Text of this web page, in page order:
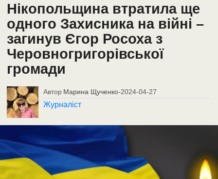
Нікопольщина втратила ще
одного Захисника на війні –
загинув Єгор Росоха з
Черовногригорівської
громади
Автор Марина Щученко-2024-04-27
Журналіст